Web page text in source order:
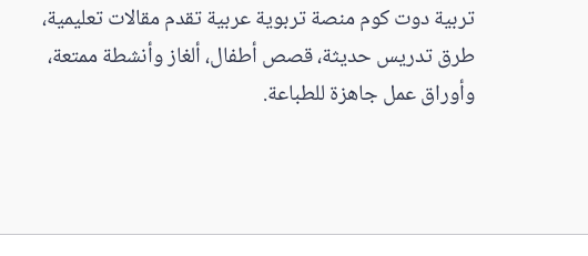
تربية دوت كوم منصة تربوية عربية تقدم مقالات تعليمية،
طرق تدريس حديثة، قصص أطفال، ألغاز وأنشطة ممتعة،
وأوراق عمل جاهزة للطباعة.